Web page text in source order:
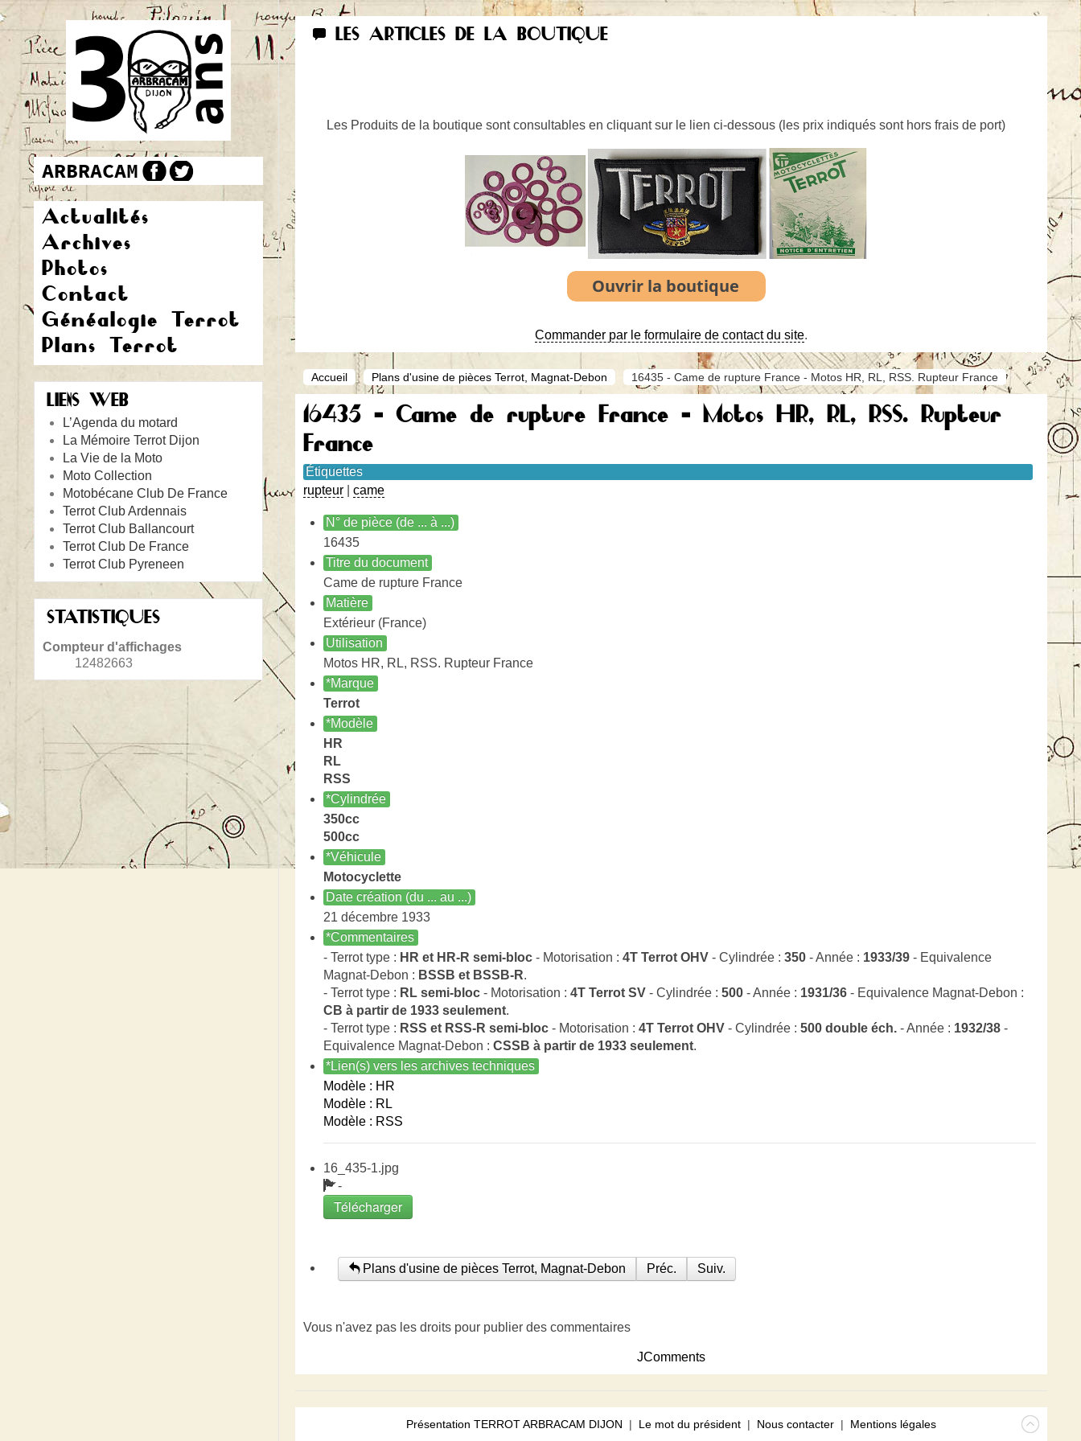
Actualités
Archives
Photos
Contact
Généalogie Terrot
Plans Terrot
LIENS WEB
L’Agenda du motard
La Mémoire Terrot Dijon
La Vie de la Moto
Moto Collection
Motobécane Club De France
Terrot Club Ardennais
Terrot Club Ballancourt
Terrot Club De France
Terrot Club Pyreneen
STATISTIQUES
Compteur d'affichages
12482663
LES ARTICLES DE LA BOUTIQUE
Les Produits de la boutique sont consultables en cliquant sur le lien ci-dessous ( les prix indiqués sont hors frais de port)
Commander par le formulaire de contact du site.
Accueil Plans d'usine de pièces Terrot, Magnat-Debon 16435 - Came de rupture France - Motos HR, RL, RSS. Rupteur France
16435 - Came de rupture France - Motos HR, RL, RSS. Rupteur
France
Étiquettes
rupteur
came
N° de pièce (de ... à ...)
16435
Titre du document
Came de rupture France
Matière
Extérieur (France)
Utilisation
Motos HR, RL, RSS. Rupteur France
*Marque
Terrot
*Modèle
HR
RL
RSS
*Cylindrée
350cc
500cc
*Véhicule
Motocyclette
Date création (du ... au ...)
21 décembre 1933
*Commentaires
- Terrot type : HR et HR-R semi-bloc - Motorisation : 4T Terrot OHV - Cylindrée : 350 - Année : 1933/39 - Equivalence
Magnat-Debon : BSSB et BSSB-R.
- Terrot type : RL semi-bloc - Motorisation : 4T Terrot SV - Cylindrée : 500 - Année : 1931/36 - Equivalence Magnat-Debon :
CB à partir de 1933 seulement.
- Terrot type : RSS et RSS-R semi-bloc - Motorisation : 4T Terrot OHV - Cylindrée : 500 double éch. - Année : 1932/38 -
Equivalence Magnat-Debon : CSSB à partir de 1933 seulement.
*Lien(s) vers les archives techniques
Modèle : HR
Modèle : RL
Modèle : RSS
16_435-1.jpg
-
Télécharger
Plans d'usine de pièces Terrot, Magnat-Debon Préc. Suiv.
Vous n'avez pas les droits pour publier des commentaires
JComments
Présentation TERROT ARBRACAM DIJON | Le mot du président | Nous contacter | Mentions légales